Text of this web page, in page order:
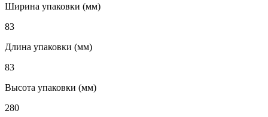
Ширина упаковки (мм)
83
Длина упаковки (мм)
83
Высота упаковки (мм)
280